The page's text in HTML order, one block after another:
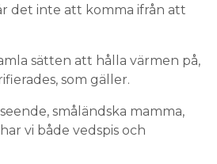
det inte att komma ifrån att
sätten att hålla värmen på,
som gäller.
småländska mamma,
vi både vedspis och